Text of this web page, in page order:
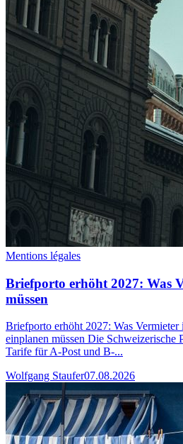
Mentions légales
Briefporto erhöht 2027: Was
müssen
Briefporto erhöht 2027: Was
einplanen müssen Die Schweizerische
Tarife für A-Post und B-...
Wolfgang Staufer07.08.2026